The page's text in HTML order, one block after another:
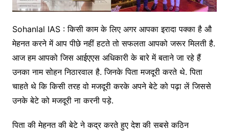
Sohanlal IAS : किसी काम के लिए अगर आपका इरादा पक्का है औ
मेहनत करने में आप पीछे नहीं हटते तो सफलता आपको जरूर मिलती है.
आज हम आपको जिस आईएएस अधिकारी के बारे में बताने जा रहे हैं
उनका नाम सोहन निठारवाल है. जिनके पिता मजदूरी करते थे. पिता
चाहते थे कि किसी तरह वो मजदूरी करके अपने बेटे को पढ़ा लें जिससे
उनके बेटे को मजदूरी ना करनी पड़े.
पिता की मेहनत की बेटे ने कद्र करते हुए देश की सबसे कठिन